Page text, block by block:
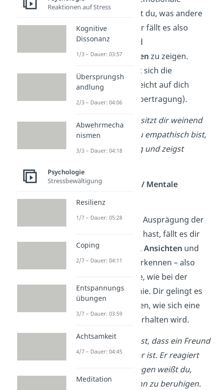
Empathie hast, fühlst du, was andere
Menschen fühlen. Dir fällt es also
leicht,Mitgefühl
und
Einfühlungsvermögen zu zeigen.
Außerdem überträgt sich die
Stimmung anderer leicht auf dich
selbst (Stimmungsübertragung).
Beispiel:
Ein Freund sitzt dir weinend
gegenüber. Wenn du empathisch bist,
wirst du auch traurig und zeigst
Kognitive Empathie / Mentale
Empathie
Wenn du eine starke Ausprägung der
kognitiven Empathie hast, fällt es dir
leicht, die
, Ansichten und
Motiveanderer zu erkennen – also
nicht nur die Gefühle, wie bei der
emotionalen Empathie. Dir gelingt es
einfach zu antizipieren, wie sich eine
Person in Zukunft verhalten wird.
Beispiel:Du bemerkst, dass ein Freund
von dir wirklich sauer ist. Er reagiert
oft aggressiv, deswegen weißt du,
dass es wichtig ist, ihn zu beruhigen.
Reaktionen auf Stress
Kognitive
Dissonanz
1/3 – Dauer: 03:57
Übersprungsh
andlung
2/3 – Dauer: 04:06
Abwehrmecha
nismen
3/3 – Dauer: 04:18
Psychologie
Stressbewältigung
Resilienz
1/7 – Dauer: 05:28
Coping
2/7 – Dauer: 04:11
Entspannungs
übungen
3/7 – Dauer: 03:59
Achtsamkeit
4/7 – Dauer: 04:45
Meditation